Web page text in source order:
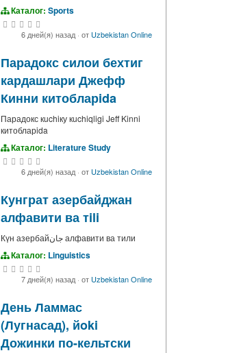
Каталог: Sports
6 дней(я) назад· от Uzbekistan Online
Парадокс силои бехтиг
кардашлари Джефф
Кинни китобларida
Парадокс кuchiку кuchiqligi Jeff Kinni
китобларida
Каталог: Literature Study
6 дней(я) назад· от Uzbekistan Online
Кунграт азербайджан
алфавити ва тili
Күн азербайجان алфавити ва тили
Каталог: Linguistics
7 дней(я) назад· от Uzbekistan Online
День Ламмас
(Лугнасад), йoki
Дожинки по-кельтски